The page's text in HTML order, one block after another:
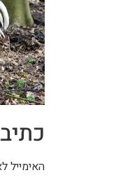
האימייל